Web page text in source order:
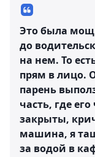
Это была
до
на нем. То
прям в лицо.
парень
часть, где
закрыты,
машина, я
за водой в